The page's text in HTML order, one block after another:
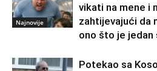
Najnovije
vikati na mene i
zahtijevajući da
ono što je jedan
Potekao sa